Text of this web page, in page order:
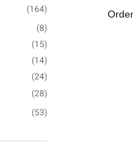
(164)
(8)
(15)
(14)
(24)
(28)
(53)